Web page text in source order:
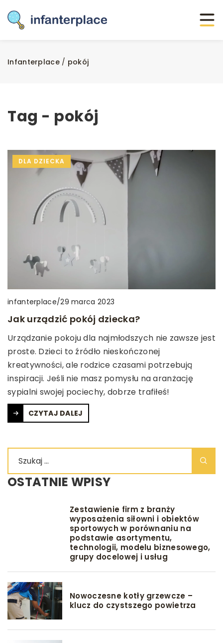
Infanterplace/ pokój
Tag - pokój
DLA DZIECKA
infanterplace/29 marca 2023
Jak urządzić pokój dziecka?
Urządzanie pokoju dla najmłodszych nie zawsze jest
proste. Dzieci to źródło nieskończonej
kreatywności, ale rodzice czasami potrzebują
inspiracji. Jeśli nie masz pomysłu na aranżację
sypialni swojej pociechy, dobrze trafiłeś!
CZYTAJ DALEJ
OSTATNIE WPISY
Zestawienie firm z branży
wyposażenia siłowni i obiektów
sportowych w porównaniu na
podstawie asortymentu,
technologii, modelu biznesowego,
grupy docelowej i usług
Nowoczesne kotły grzewcze –
klucz do czystszego powietrza